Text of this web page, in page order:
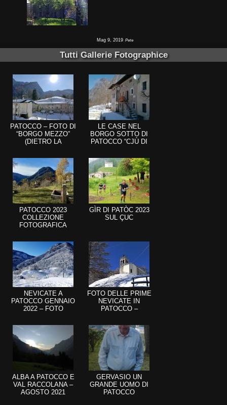
Mag 9, 2019 Pete
Tutti Gallerie Fotographice
PATOCCO – FOTO DI
“BORGO MEZZO”
(DIETRO LA
CHIESA)
LE CASE NEL
BORGO SOTTO DI
PATOCCO “CJÙ DI
PATOCCO 2023
COLLEZIONE
FOTOGRAFICA
GÌR DI PATÒC 2023
SUL ÇUC
NEVICATE A
PATOCCO GENNAIO
2022 – FOTO
FOTO DELLE PRIME
NEVICATE IN
PATOCCO –
ALBA A PATOCCO E
VAL RACCOLANA –
AGOSTO 2021
GERVASIO UN
GRANDE UOMO DI
PATOCCO